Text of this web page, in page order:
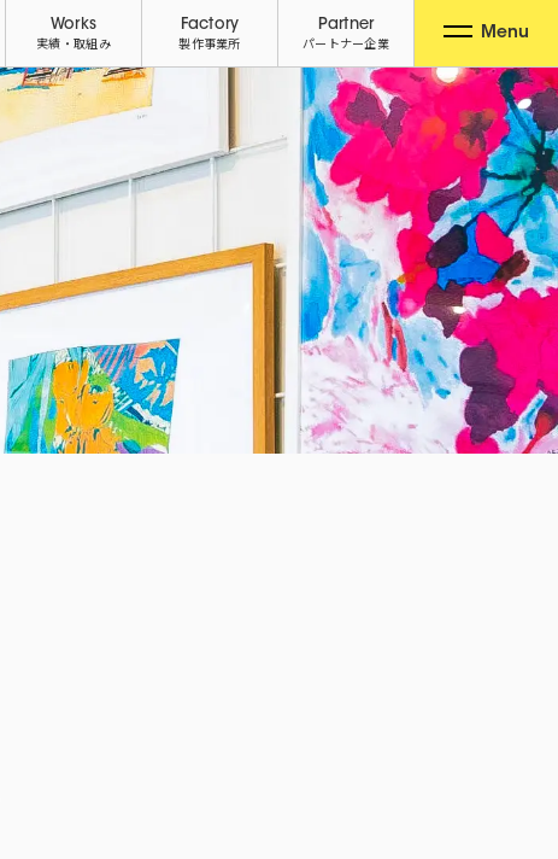
Works
実績・取組み
Factory
製作事業所
Partner
パートナー企業
Menu